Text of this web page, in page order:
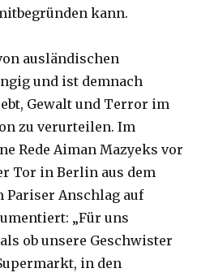
kann.
ausländischen
und ist demnach
Gewalt und Terror im
zu verurteilen. Im
Rede Aiman Mazyeks vor
Tor in Berlin aus dem
Pariser Anschlag auf
„Für uns
ob unsere Geschwister
in den